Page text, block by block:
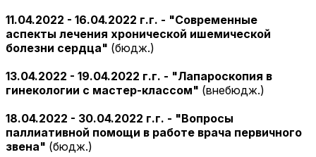
11.04.2022 - 16.04.2022 г.г. - "Современные
аспекты лечения хронической ишемической
болезни сердца" (бюдж.)
13.04.2022 - 19.04.2022 г.г. - "Лапароскопия в
гинекологии с мастер-классом" (внебюдж.)
18.04.2022 - 30.04.2022 г.г. - "Вопросы
паллиативной помощи в работе врача первичного
звена" (бюдж.)